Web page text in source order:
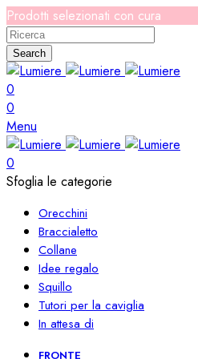
Prodotti selezionati con cura
Search
0
0
Menu
0
Sfoglia le categorie
Orecchini
Braccialetto
Collane
Idee regalo
Squillo
Tutori per la caviglia
In attesa di
FRONTE